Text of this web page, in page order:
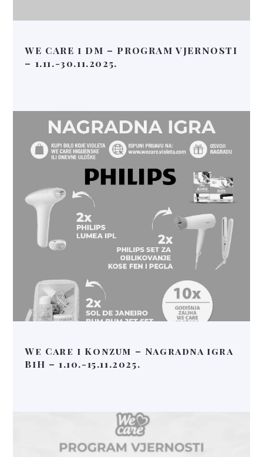
WE CARE i DM – PROGRAM VJERNOSTI
– 1.11.-30.11.2025.
We Care i Konzum – Nagradna igra
BiH – 1.10.-15.11.2025.